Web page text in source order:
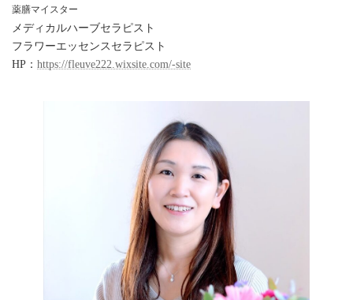
薬膳マイスター
メディカルハーブセラピスト
フラワーエッセンスセラピスト
HP： https://fleuve222.wixsite.com/-site